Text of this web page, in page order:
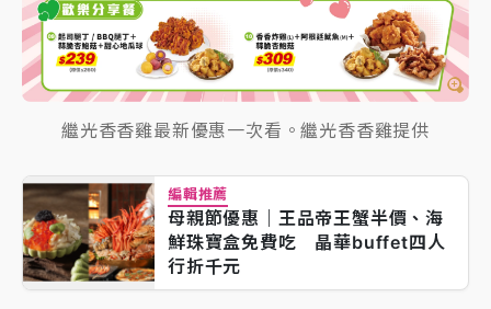
繼光香香雞最新優惠一次看。繼光香香雞提供
編輯推薦
母親節優惠｜王品帝王蟹半價、海
鮮珠寶盒免費吃 晶華buffet四人
行折千元